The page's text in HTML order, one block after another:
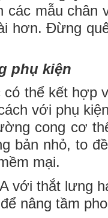
các mẫu chân
hơn. Đừng
phụ kiện
có thể kết hợp
với phụ
cong cơ
bản nhỏ, to
mại.